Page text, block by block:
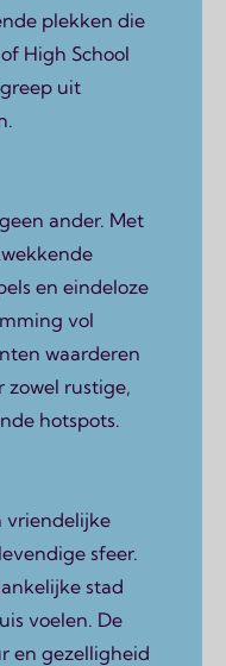
plekken die
High School
uit
ander. Met
en eindeloze
vol
waarderen
zowel rustige,
hotspots.
vriendelijke
sfeer.
stad
voelen. De
en gezelligheid